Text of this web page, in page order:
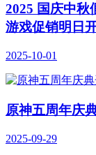
2025 国庆中秋
游戏促销明日
2025-10-01
原神五周年庆
2025-09-29